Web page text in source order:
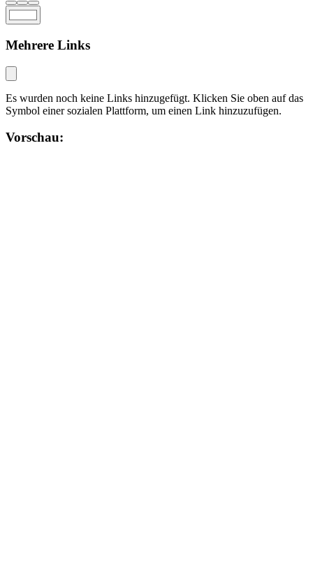
Mehrere Links
Es wurden noch keine Links hinzugefügt. Klicken Sie oben auf das
Symbol einer sozialen Plattform, um einen Link hinzuzufügen.
Vorschau: